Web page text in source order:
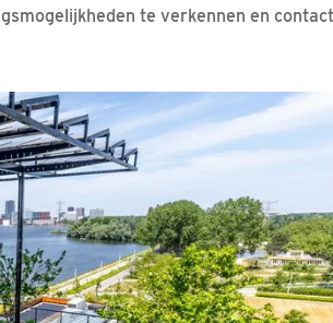
te verkennen en